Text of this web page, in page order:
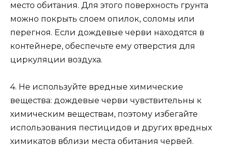
место обитания. Для этого поверхность грунта
можно покрыть слоем опилок, соломы или
перегноя. Если дождевые черви находятся в
контейнере, обеспечьте ему отверстия для
циркуляции воздуха.
4. Не используйте вредные химические
вещества: дождевые черви чувствительны к
химическим веществам, поэтому избегайте
использования пестицидов и других вредных
химикатов вблизи места обитания червей.